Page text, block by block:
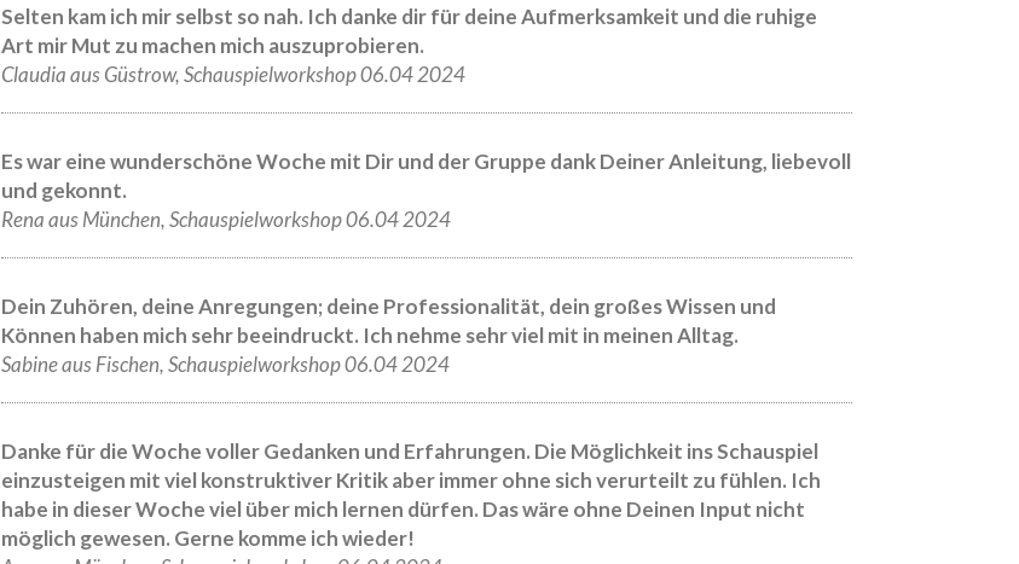
Selten kam ich mir selbst so nah. Ich danke dir für deine Aufmerksamkeit und die ruhige
Art mir Mut zu machen mich auszuprobieren.
Claudia aus Güstrow, Schauspielworkshop 06.04 2024
Es war eine wunderschöne Woche mit Dir und der Gruppe dank Deiner Anleitung, liebevoll
und gekonnt.
Rena aus München, Schauspielworkshop 06.04 2024
Dein Zuhören, deine Anregungen; deine Professionalität, dein großes Wissen und
Können haben mich sehr beeindruckt. Ich nehme sehr viel mit in meinen Alltag.
Sabine aus Fischen, Schauspielworkshop 06.04 2024
Danke für die Woche voller Gedanken und Erfahrungen. Die Möglichkeit ins Schauspiel
einzusteigen mit viel konstruktiver Kritik aber immer ohne sich verurteilt zu fühlen. Ich
habe in dieser Woche viel über mich lernen dürfen. Das wäre ohne Deinen Input nicht
möglich gewesen. Gerne komme ich wieder!